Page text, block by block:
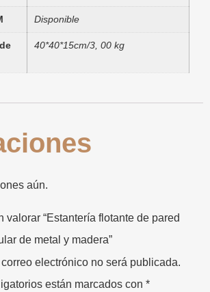
Disponible
40*40*15cm/3, 00 kg
aún.
valorar “Estantería flotante de pared
de metal y madera”
electrónico no será publicada.
están marcados con *